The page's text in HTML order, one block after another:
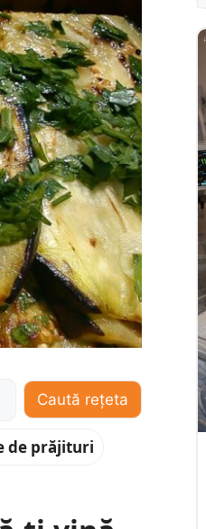
Caută rețeta
de prăjituri